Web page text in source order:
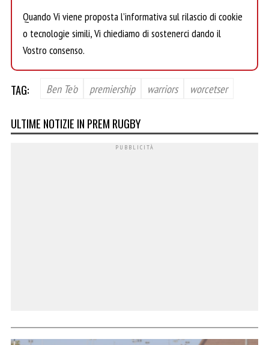
Quando Vi viene proposta l’informativa sul rilascio di cookie
o tecnologie simili, Vi chiediamo di sostenerci dando il
Vostro consenso.
TAG: Ben Te'o premiership warriors worcetser
ULTIME NOTIZIE IN PREM RUGBY